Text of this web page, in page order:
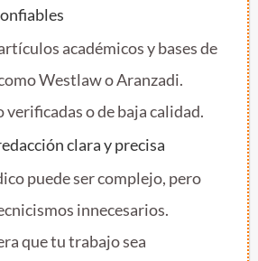
académicos y bases de
Westlaw o Aranzadi.
verificadas o de baja calidad.
clara y precisa
puede ser complejo, pero
innecesarios.
que tu trabajo sea